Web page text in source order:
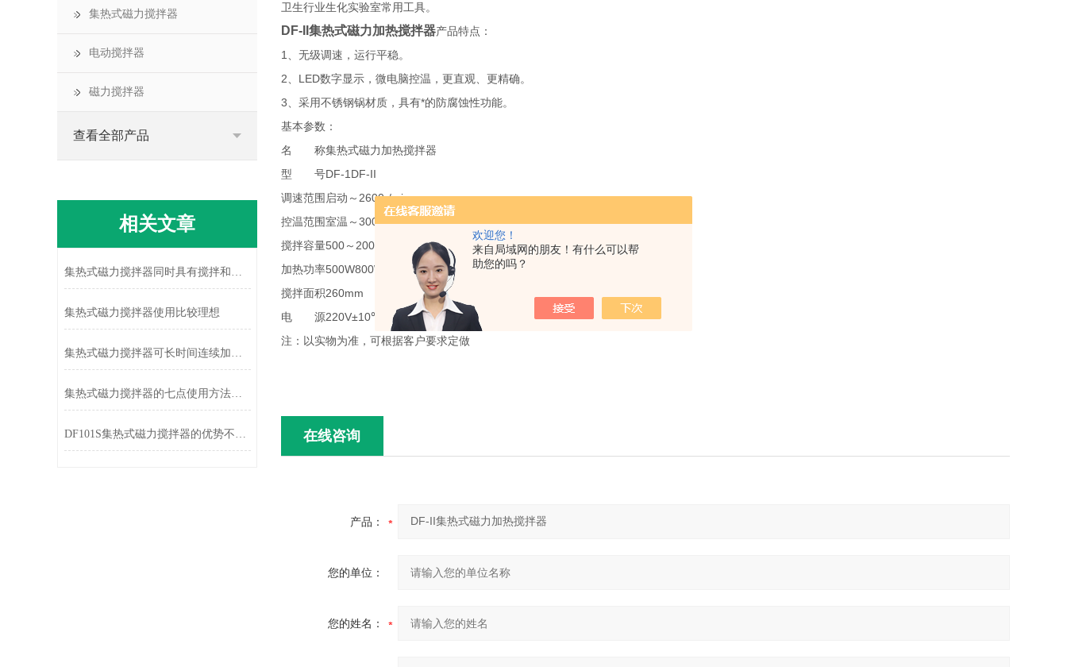
欢迎您！
来自局域网的朋友！有什么可以帮
助您的吗？
卫生行业生化实验室常用工具。
DF-II集热式磁力加热搅拌器产品特点：
1、无级调速，运行平稳。
2、LED数字显示，微电脑控温，更直观、更精确。
3、采用不锈钢锅材质，具有*的防腐蚀性功能。
基本参数：
名 称集热式磁力加热搅拌器
型 号DF-1 DF-II
调速范围 启动～2600r/min
控温范围室温～300℃
搅拌容量500～2000ml
加热功率500W800W
搅拌面积260mm
电 源220V±10℃ 50Hz±1Hz
注：以实物为准，可根据客户要求定做
在线咨询
产品：
您的单位：
您的姓名：
集热式磁力搅拌器
电动搅拌器
磁力搅拌器
查看全部产品
相关文章
集热式磁力搅拌器同时具有搅拌和加热两个功能
集热式磁力搅拌器使用比较理想
集热式磁力搅拌器可长时间连续加热恒温
集热式磁力搅拌器的七点使用方法准则
DF101S集热式磁力搅拌器的优势不足分析